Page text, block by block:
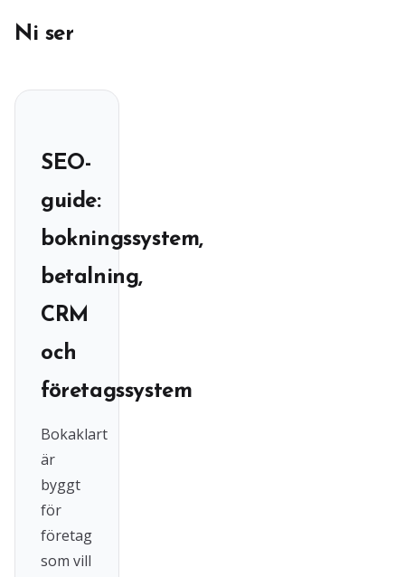
Ni ser
SEO-
guide:
bokningssystem,
betalning,
CRM
och
företagssystem
Bokaklart
är
byggt
för
företag
som vill